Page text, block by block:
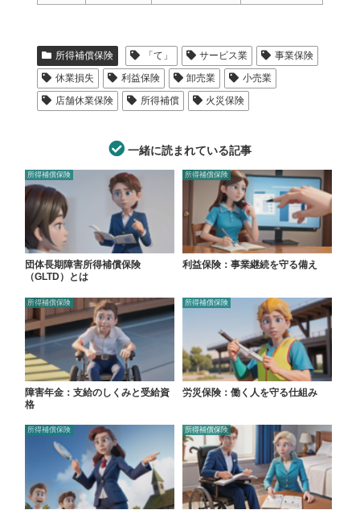
所得補償保険 「て」 サービス業
事業保険
休業損失
利益保険 卸売業
小売業
店舗休業保険
所得補償 火災保険
一緒に読まれている記事
所得補償保険
団体長期障害所得補償保険
（GLTD）とは
所得補償保険
利益保険：事業継続を守る備え
所得補償保険
障害年金：支給のしくみと受給資
格
所得補償保険
労災保険：働く人を守る仕組み
所得補償保険 所得補償保険